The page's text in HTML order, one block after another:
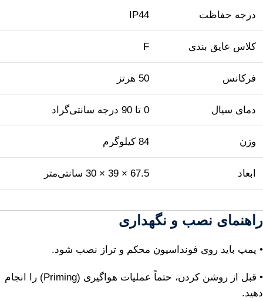
درجه حفاظت IP44
کلاس عایق بندی F
فرکانس 50 هرتز
دمای سیال 0 تا 90 درجه سانتی‌گراد
وزن 84 کیلوگرم
ابعاد 67.5 × 39 × 30 سانتی‌متر
راهنمای نصب و نگهداری
• پمپ باید روی فونداسیون محکم و تراز نصب شود.
• قبل از روشن کردن، حتماً عملیات هواگیری (Priming) را انجام
دهید.